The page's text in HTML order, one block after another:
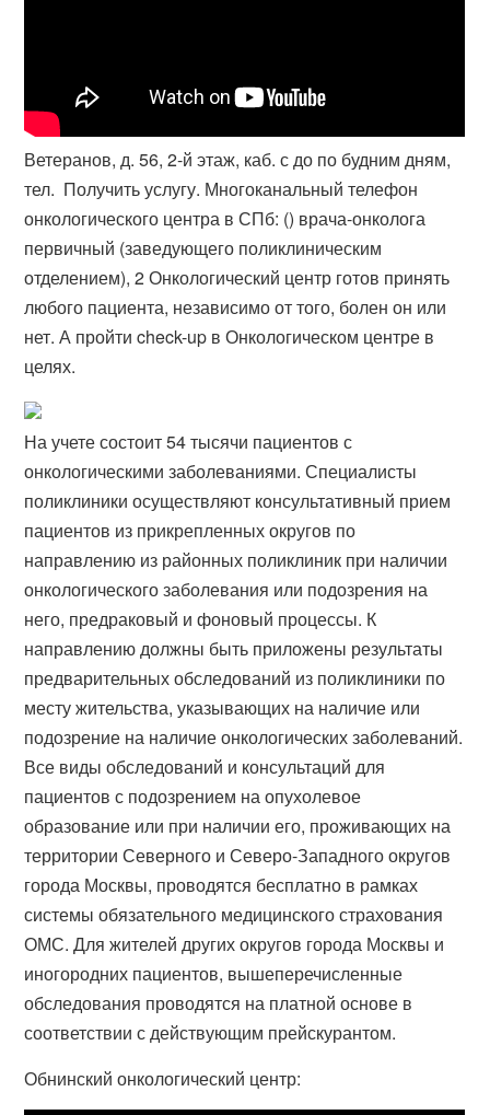
Ветеранов, д. 56, 2-й этаж, каб. с до по будним дням,
тел. ​ Получить услугу. Многоканальный телефон
онкологического центра в СПб: () врача-​онколога
первичный (заведующего поликлиническим
отделением), 2 Онкологический центр готов принять
любого пациента, независимо от того, болен он или
нет. А пройти check-up в Онкологическом центре в
целях.
На учете состоит 54 тысячи пациентов с
онкологическими заболеваниями. Специалисты
поликлиники осуществляют консультативный прием
пациентов из прикрепленных округов по
направлению из районных поликлиник при наличии
онкологического заболевания или подозрения на
него, предраковый и фоновый процессы. К
направлению должны быть приложены результаты
предварительных обследований из поликлиники по
месту жительства, указывающих на наличие или
подозрение на наличие онкологических заболеваний.
Все виды обследований и консультаций для
пациентов с подозрением на опухолевое
образование или при наличии его, проживающих на
территории Северного и Северо-Западного округов
города Москвы, проводятся бесплатно в рамках
системы обязательного медицинского страхования
ОМС. Для жителей других округов города Москвы и
иногородних пациентов, вышеперечисленные
обследования проводятся на платной основе в
соответствии с действующим прейскурантом.
Обнинский онкологический центр: